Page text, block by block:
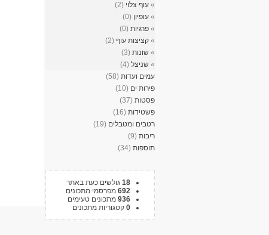
» עוף צלוי (2)
» עופיון (0)
» פרגיות (0)
» קציצות עוף (2)
» שונות (3)
» שניצל (4)
עמים ועדות (58)
פירות ים (10)
פסטות (37)
פשטידות (16)
רטבים ומטבלים (19)
ריבות (9)
תוספות (34)
18 גולשים כעת באתר
692 מפרסמי מתכונים
936 מתכונים טעימים
0 קטגוריות מתכונים